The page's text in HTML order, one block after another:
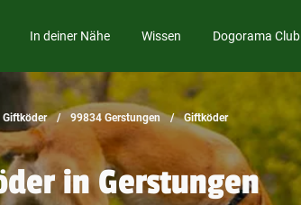
In deiner Nähe Wissen Dogorama Club
Giftköder 99834 Gerstungen Giftköder
in Gerstungen